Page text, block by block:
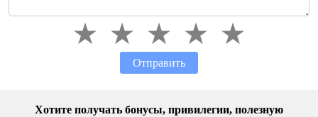
Отправить
Хотите получать бонусы, привилегии, полезную